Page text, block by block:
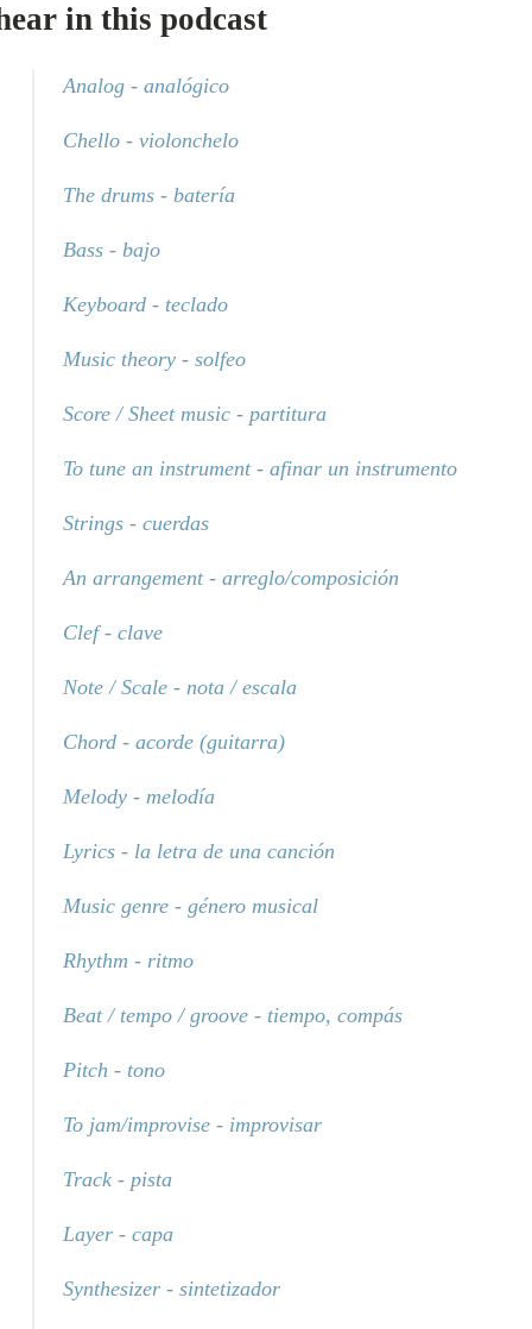
in this podcast
Analog - analógico
Chello - violonchelo
The drums - batería
Bass - bajo
Keyboard - teclado
Music theory - solfeo
Score / Sheet music - partitura
To tune an instrument - afinar un instrumento
Strings - cuerdas
An arrangement - arreglo/composición
Clef - clave
Note / Scale - nota / escala
Chord - acorde (guitarra)
Melody - melodía
Lyrics - la letra de una canción
Music genre - género musical
Rhythm - ritmo
Beat / tempo / groove - tiempo, compás
Pitch - tono
To jam/improvise - improvisar
Track - pista
Layer - capa
Synthesizer - sintetizador